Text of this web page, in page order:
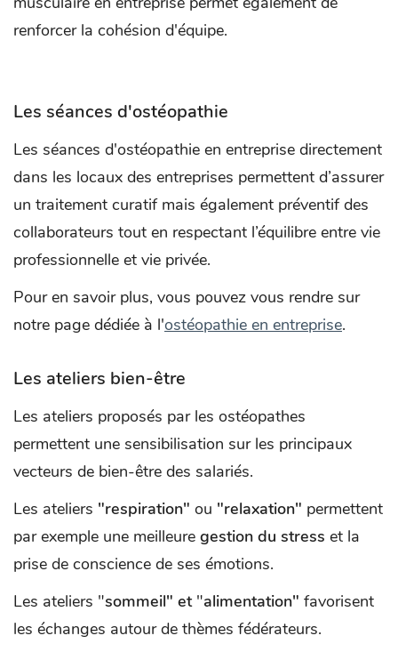
renforcer la cohésion d'équipe.
Les séances d'ostéopathie
Les séances d'ostéopathie en entreprise directement
dans les locaux des entreprises permettent d’assurer
un traitement curatif mais également préventif des
collaborateurs tout en respectant l’équilibre entre vie
professionnelle et vie privée.
Pour en savoir plus, vous pouvez vous rendre sur
notre page dédiée à l'ostéopathie en entreprise.
Les ateliers bien-être
Les ateliers proposés par les ostéopathes
permettent une sensibilisation sur les principaux
vecteurs de bien-être des salariés.
Les ateliers "respiration" ou "relaxation" permettent
par exemple une meilleure gestion du stress et la
prise de conscience de ses émotions.
Les ateliers "sommeil" et "alimentation" favorisent
les échanges autour de thèmes fédérateurs.